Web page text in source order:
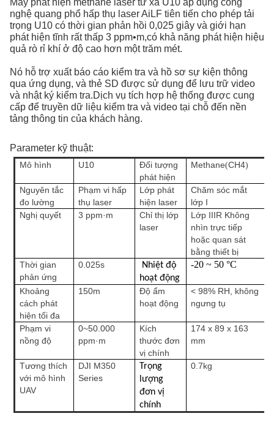
nghệ quang phổ hấp thụ laser AiLF tiên tiến cho phép tải
trọng U10 có thời gian phản hồi 0,025 giây và giới hạn
phát hiện tĩnh rất thấp 3 ppm•m,có khả năng phát hiện hiệu
quả rò rỉ khí ở độ cao hơn một trăm mét.
Nó hỗ trợ xuất báo cáo kiểm tra và hồ sơ sự kiện thông
qua ứng dụng, và thẻ SD được sử dụng để lưu trữ video
và nhật ký kiểm tra.Dịch vụ tích hợp hệ thống được cung
cấp để truyền dữ liệu kiểm tra và video tại chỗ đến nền
tảng thông tin của khách hàng.
Parameter kỹ thuật:
Mô hình U10
Đối tượng
phát hiện
Methane(CH4)
Nguyên tắc
đo lường
Phạm vi hấp
thụ laser
Lớp phát
hiện laser
Chăm sóc mắt
lớp I
Nghị quyết
3 ppm·m
Chỉ thị lớp
laser
Lớp IIIR Không
nhìn trực tiếp
hoặc quan sát
bằng thiết bị
Thời gian
phản ứng
0.025s
Nhiệt độ
hoạt động
-20 ~ 50 °C
Khoảng
cách phát
hiện tối đa
150m
Độ ẩm
hoạt động
< 98% RH, không
ngưng tụ
Phạm vi
nồng độ
0~50.000
ppm·m
Kích
thước đơn
vị chính
174 x 89 x 163
mm
Tương thích
với mô hình
UAV
DJI M350
Series
Trọng
lượng
đơn vị
chính
0.7kg